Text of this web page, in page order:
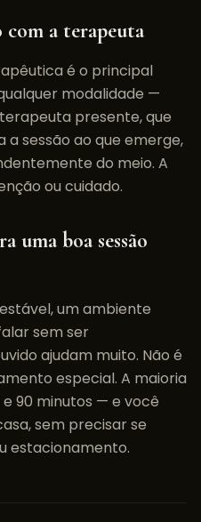
com a terapeuta
é o principal
modalidade —
presente, que
a sessão ao que emerge,
do meio. A
ou cuidado.
uma boa sessão
um ambiente
sem ser
ajudam muito. Não é
especial. A maioria
90 minutos — e você
sem precisar se
estacionamento.